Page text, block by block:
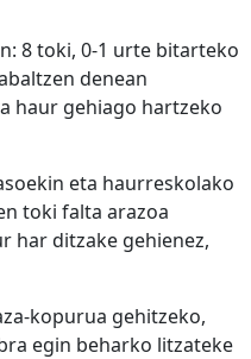
8 toki, 0-1 urte bitarteko
denean
haur gehiago hartzeko
eta haurreskolako
toki falta arazoa
har ditzake gehienez,
kopurua gehitzeko,
egin beharko litzateke